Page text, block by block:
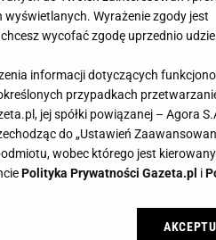
Wyrażenie zgody jest
wycofać zgodę uprzednio
informacji dotyczących
przypadkach
jej spółki powiązanej – Agora
do „Ustawień
wobec którego jest
Polityka Prywatności Gazeta.pl i
plików cookie Gazeta.pl sp. z o.o., jej